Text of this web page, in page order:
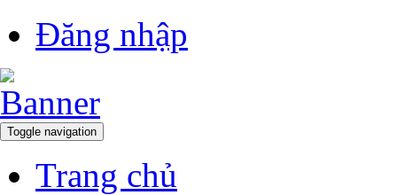
Đăng nhập
Toggle navigation
Trang chủ